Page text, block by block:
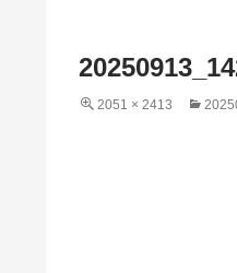
2051 × 2413